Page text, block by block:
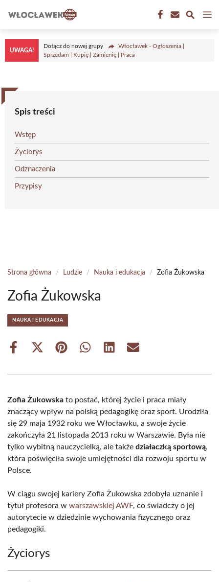
treści
UWAGA!
Dołącz do nowej grupy
Włocławek - Ogłoszenia |
Sprzedam | Kupię | Zamienię | Praca
Spis treści
Wstęp
Życiorys
Odznaczenia
Przypisy
Strona główna / Ludzie / Nauka i edukacja / Zofia Żukowska
Zofia Żukowska
NAUKA I EDUKACJA
Share
Share
(Twitter)
Share Share Share Share
Zofia Żukowska to postać, której życie i praca miały
znaczący wpływ na polską pedagogikę oraz sport. Urodziła
się 29 maja 1932 roku we Włocławku, a swoje życie
zakończyła 21 listopada 2013 roku w Warszawie. Była nie
tylko wybitną nauczycielką, ale także działaczką sportową,
która poświęciła swoje umiejętności dla rozwoju sportu w
Polsce.
W ciągu swojej kariery Zofia Żukowska zdobyła uznanie i
tytuł profesora w warszawskiej AWF, co świadczy o jej
autorytecie w dziedzinie wychowania fizycznego oraz
pedagogiki.
Życiorys